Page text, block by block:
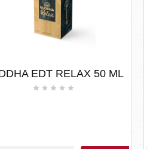
EDT RELAX 50 ML